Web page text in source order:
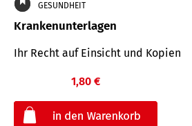
GESUNDHEIT
Krankenunterlagen
Ihr Recht auf Einsicht und Kopien
1,80 €